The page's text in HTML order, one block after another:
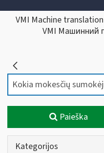
VMI Machine
VMI Машинний
Paieška
Kategorijos